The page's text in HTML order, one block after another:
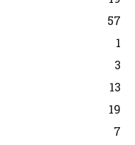
57
1
3
13
19
7